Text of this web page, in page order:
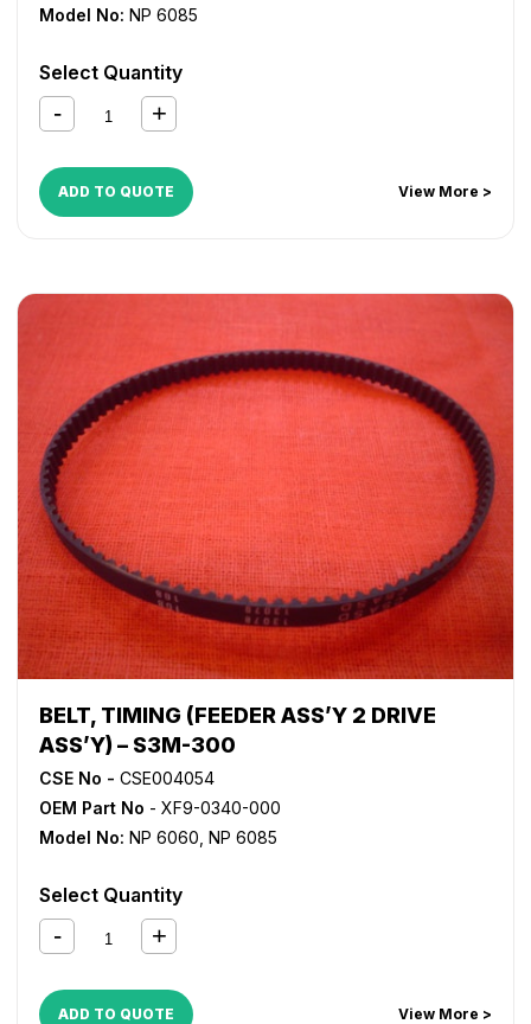
Model No: NP 6085
Select Quantity
ADD TO QUOTE View More >
BELT, TIMING (FEEDER ASS’Y 2 DRIVE
ASS’Y) – S3M-300
CSE No - CSE004054
OEM Part No - XF9-0340-000
Model No: NP 6060 NP 6085
Select Quantity
ADD TO QUOTE View More >